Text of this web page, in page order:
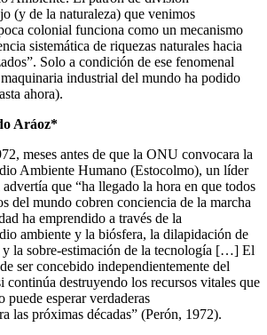
(y de la naturaleza) que venimos
colonial funciona como un mecanismo
sistemática de riquezas naturales hacia
Solo a condición de ese fenomenal
industrial del mundo ha podido
ahora).
Aráoz*
meses antes de que la ONU convocara la
Ambiente Humano (Estocolmo), un líder
que “ha llegado la hora en que todos
del mundo cobren conciencia de la marcha
ha emprendido a través de la
ambiente y la biósfera, la dilapidación de
y la sobre-estimación de la tecnología […] El
ser concebido independientemente del
destruyendo los recursos vitales que
puede esperar verdaderas
las próximas décadas” (Perón, 1972).